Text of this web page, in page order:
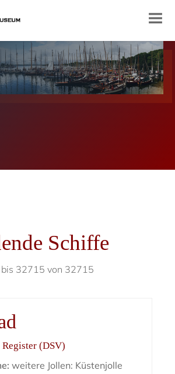
Schiffe
32715 von 32715
(DSV)
weitere Jollen: Küstenjolle